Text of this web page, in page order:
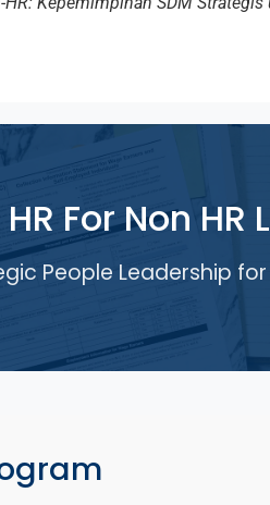
HR For Non HR
People Leadership